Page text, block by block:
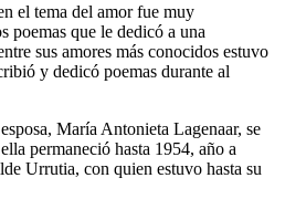
el tema del amor fue muy
poemas que le dedicó a una
sus amores más conocidos estuvo
y dedicó poemas durante al
María Antonieta Lagenaar, se
permaneció hasta 1954, año a
Urrutia, con quien estuvo hasta su